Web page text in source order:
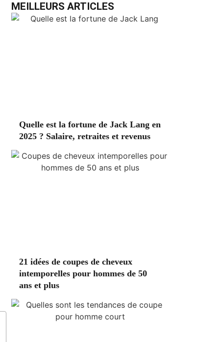
MEILLEURS ARTICLES
Quelle est la fortune de Jack Lang en
2025 ? Salaire, retraites et revenus
21 idées de coupes de cheveux
intemporelles pour hommes de 50
ans et plus